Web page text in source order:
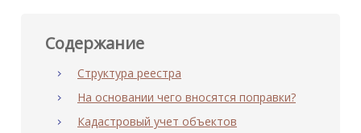
Содержание
Структура реестра
На основании чего вносятся поправки?
Кадастровый учет объектов